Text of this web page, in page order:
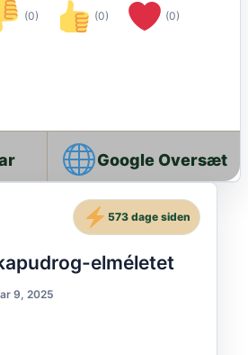
(0) (0) (0)
Google Oversæt
elméletet
9, 2025
573 dage siden